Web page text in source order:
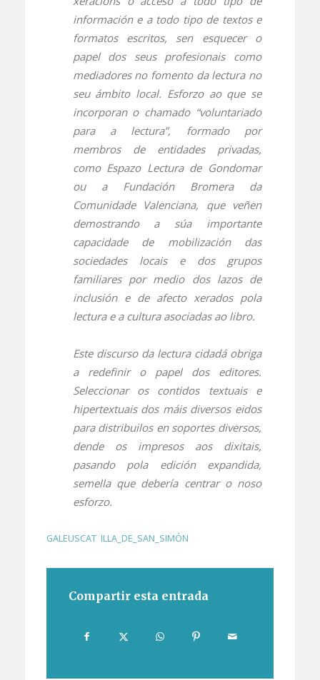
información e a todo tipo de textos e
formatos escritos, sen esquecer o
papel dos seus profesionais como
mediadores no fomento da lectura no
seu ámbito local. Esforzo ao que se
incorporan o chamado “voluntariado
para a lectura”, formado por
membros de entidades privadas,
como Espazo Lectura de Gondomar
ou a Fundación Bromera da
Comunidade Valenciana, que veñen
demostrando a súa importante
capacidade de mobilización das
sociedades locais e dos grupos
familiares por medio dos lazos de
inclusión e de afecto xerados pola
lectura e a cultura asociadas ao libro.
Este discurso da lectura cidadá obriga
a redefinir o papel dos editores.
Seleccionar os contidos textuais e
hipertextuais dos máis diversos eidos
para distribuilos en soportes diversos,
dende os impresos aos dixitais,
pasando pola edición expandida,
semella que debería centrar o noso
esforzo.
GALEUSCAT, ILLA_DE_SAN_SIMÓN
Compartir esta entrada